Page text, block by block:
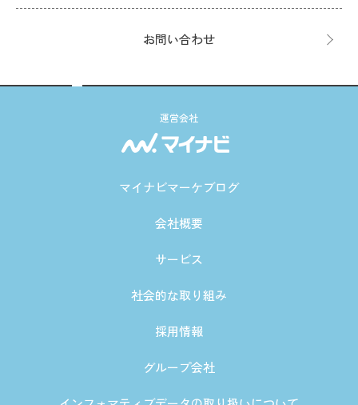
お問い合わせ
運営会社
マイナビマーケブログ
会社概要
サービス
社会的な取り組み
採用情報
グループ会社